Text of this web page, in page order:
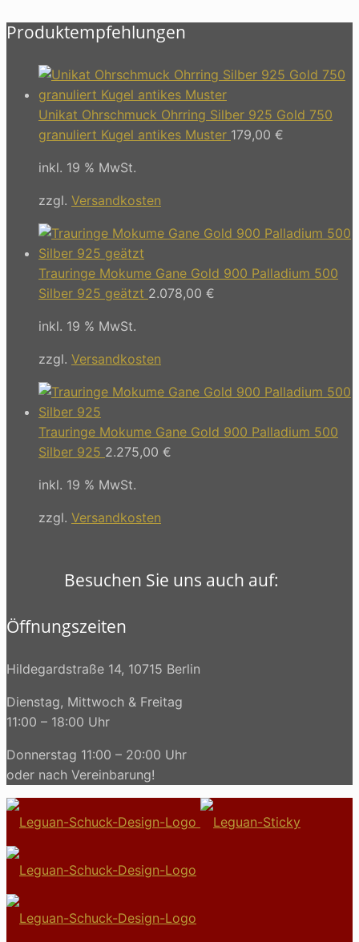
Produktempfehlungen
Unikat Ohrschmuck Ohrring Silber 925 Gold 750
granuliert Kugel antikes Muster 179,00 €
inkl. 19 % MwSt.
zzgl. Versandkosten
Trauringe Mokume Gane Gold 900 Palladium 500
Silber 925 geätzt 2.078,00 €
inkl. 19 % MwSt.
zzgl. Versandkosten
Trauringe Mokume Gane Gold 900 Palladium 500
Silber 925 2.275,00 €
inkl. 19 % MwSt.
zzgl. Versandkosten
Besuchen Sie uns auch auf:
Öffnungszeiten
Hildegardstraße 14, 10715 Berlin
Dienstag, Mittwoch & Freitag
11:00 – 18:00 Uhr
Donnerstag 11:00 – 20:00 Uhr
oder nach Vereinbarung!